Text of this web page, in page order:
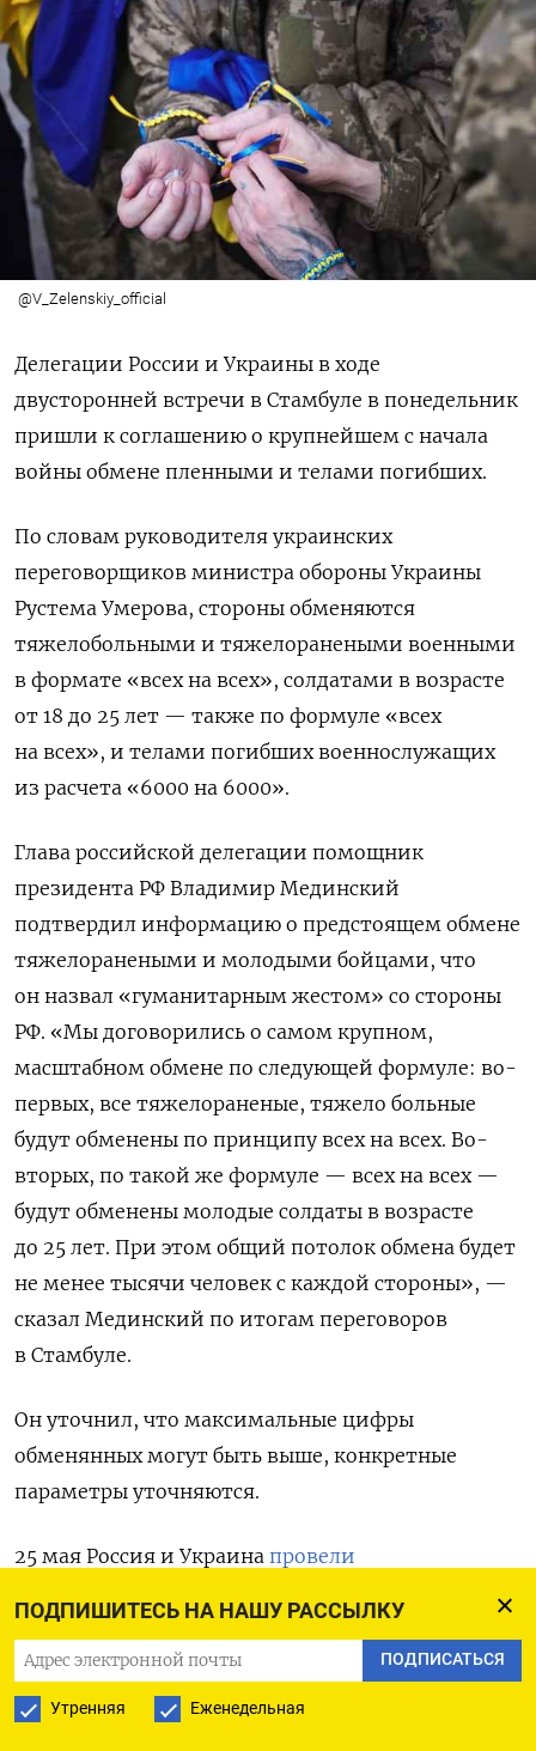
ПОДПИШИТЕСЬ НА НАШУ РАССЫЛКУ
ПОДПИСАТЬСЯ
Утренняя Еженедельная
@V_Zelenskiy_official
Делегации России и Украины в ходе
двусторонней встречи в Стамбуле в понедельник
пришли к соглашению о крупнейшем с начала
войны обмене пленными и телами погибших.
По словам руководителя украинских
переговорщиков министра обороны Украины
Рустема Умерова, стороны обменяются
тяжелобольными и тяжелоранеными военными
в формате «всех на всех», солдатами в возрасте
от 18 до 25 лет — также по формуле «всех
на всех», и телами погибших военнослужащих
из расчета «6000 на 6000».
Глава российской делегации помощник
президента РФ Владимир Мединский
подтвердил информацию о предстоящем обмене
тяжелоранеными и молодыми бойцами, что
он назвал «гуманитарным жестом» со стороны
РФ. «Мы договорились о самом крупном,
масштабном обмене по следующей формуле: во-
первых, все тяжелораненые, тяжело больные
будут обменены по принципу всех на всех. Во-
вторых, по такой же формуле — всех на всех —
будут обменены молодые солдаты в возрасте
до 25 лет. При этом общий потолок обмена будет
не менее тысячи человек с каждой стороны», —
сказал Мединский по итогам переговоров
в Стамбуле.
Он уточнил, что максимальные цифры
обменянных могут быть выше, конкретные
параметры уточняются.
25 мая Россия и Украина провели
заключительный третий этап обмена пленными
на основе договоренностей, достигнутых
на предыдущих прямых переговорах в Стамбуле
16 мая. Стороны передали друг другу по 303